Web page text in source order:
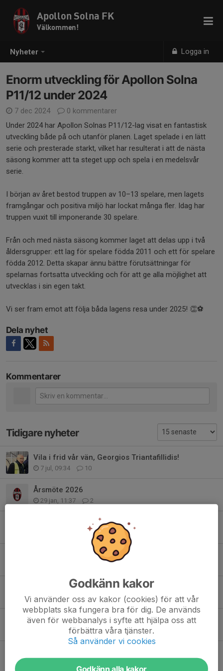
Nyheter Logga in
Apollon Solna FK
Välkommen!
Enorm utveckling för Apollon Solna
P11/12 under 2024
7 dec 2024
0 kommentarer
Under 2024 har Apollon Solnas P11/12-lag visat en fantastisk
utveckling både på och utanför planen. Laget spelade i en lätt
serie och presterade starkt, vilket har resulterat i att de nästa
säsong kommer att ta steget upp och spela i en medelsvår
serie.
I början av året bestod truppen av 10–13 spelare, men lagets
framgångar och positiva miljö har lockat många fler. Idag har
truppen vuxit till imponerande 30 spelare.
Från och med nästa säsong kommer laget att delas upp i två
åldersgrupper: ett lag för spelare födda 2011 och ett för spelare
födda 2012. Detta skapar ännu bättre förutsättningar för
spelarnas fortsatta utveckling och för att ge alla möjlighet att
utvecklas i sin egen takt.
Vi ser fram emot att följa båda lagens resa under 2025! 👏⚽
Dela nyhet
Kommentarer
Tidigare nyheter
Vila i frid vår vän, Georgios Triantafillidis!
7 jul, 09:34 10
Årsmöte 2026
29 jan, 11:37 2
2
Tillsammans för tryggare kvällar i Solna!
Elies Smaali tar över som ungdomsansvarig!
5 jan, 15:08 3
Jessie Vasconcelos förlänger med Apollon Solna!
25 okt 2025 0
Godkänn kakor
Vi använder oss av kakor (cookies) för att vår
webbplats ska fungera bra för dig. De används
även för webbanalys i syfte att hjälpa oss att
förbättra våra tjänster.
Så använder vi cookies
Godkänn alla kakor